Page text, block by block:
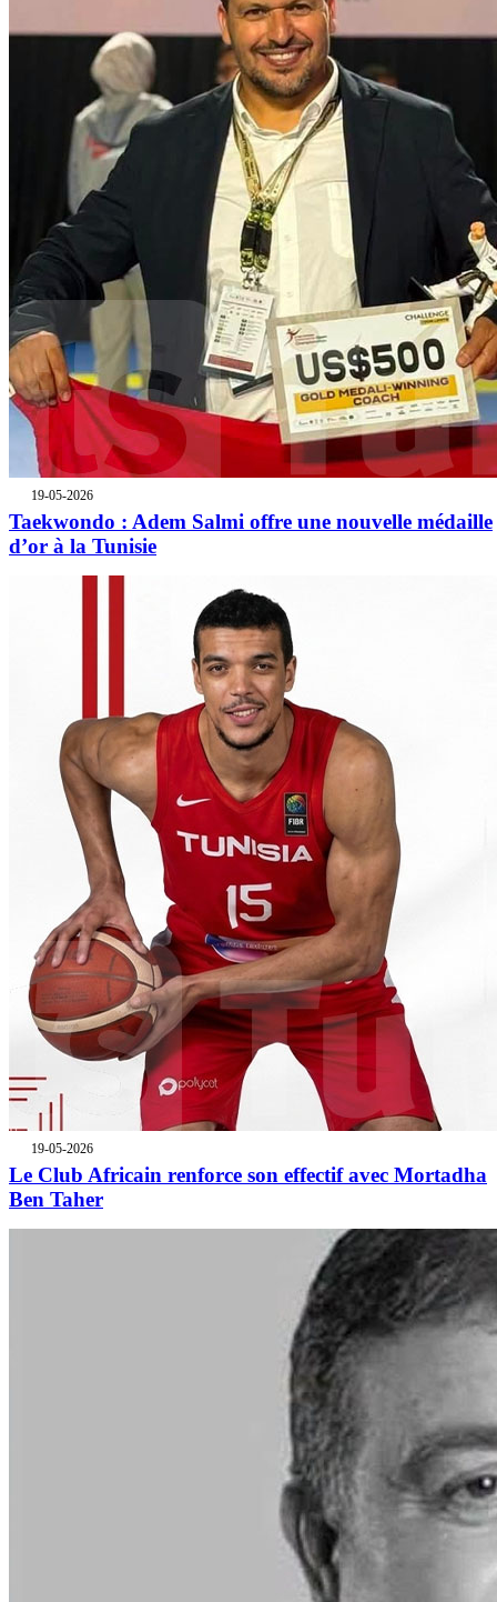
19-05-2026
Taekwondo : Adem Salmi offre une nouvelle médaille
d’or à la Tunisie
19-05-2026
Le Club Africain renforce son effectif avec Mortadha
Ben Taher